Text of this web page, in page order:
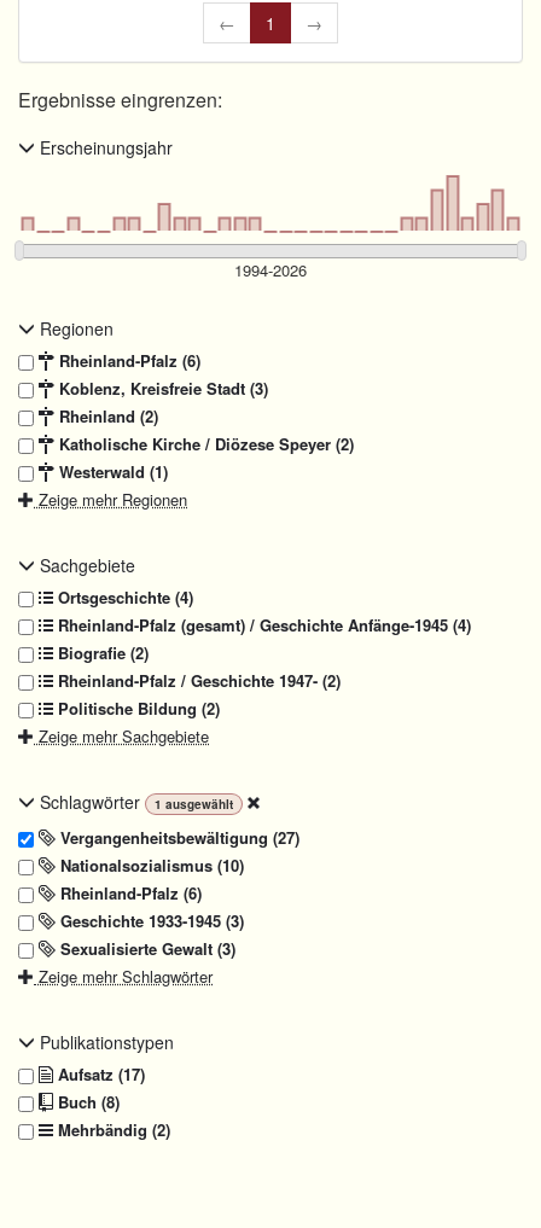
← 1 →
Ergebnisse eingrenzen:
Erscheinungsjahr
Regionen
Rheinland-Pfalz (6)
Koblenz, Kreisfreie Stadt (3)
Rheinland (2)
Katholische Kirche / Diözese Speyer (2)
Westerwald (1)
Zeige mehr Regionen
Sachgebiete
Ortsgeschichte (4)
Rheinland-Pfalz (gesamt) / Geschichte Anfänge-1945 (4)
Biografie (2)
Rheinland-Pfalz / Geschichte 1947- (2)
Politische Bildung (2)
Zeige mehr Sachgebiete
Schlagwörter 1 ausgewählt
Vergangenheitsbewältigung (27)
Nationalsozialismus (10)
Rheinland-Pfalz (6)
Geschichte 1933-1945 (3)
Sexualisierte Gewalt (3)
Zeige mehr Schlagwörter
Publikationstypen
Aufsatz (17)
Buch (8)
Mehrbändig (2)